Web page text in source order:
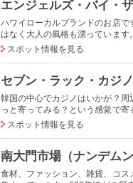
エンジェルズ・バイ・
ハワイローカルブランドのお店
はなく大人の風格も漂っています
スポット情報を見る
セブン・ラック・カジノ
韓国の中心でカジノはいかが？
っと寄ってみる？という感覚で
スポット情報を見る
南大門市場（ナンデム
食材、ファッション、雑貨、コ